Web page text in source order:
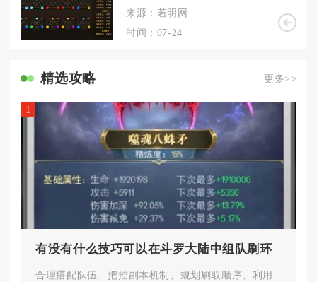
来源：若明网
时间：07-24
精选攻略 更多>>
1
有没有什么技巧可以在斗罗大陆中组队刷环
合理搭配队伍、把控副本机制、规划刷取顺序、利用